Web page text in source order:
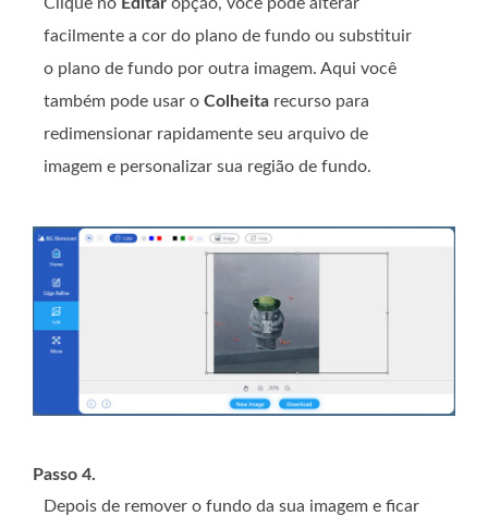
Clique no Editar opção, você pode alterar
facilmente a cor do plano de fundo ou substituir
o plano de fundo por outra imagem. Aqui você
também pode usar o Colheita recurso para
redimensionar rapidamente seu arquivo de
imagem e personalizar sua região de fundo.
Passo 4.
Depois de remover o fundo da sua imagem e ficar